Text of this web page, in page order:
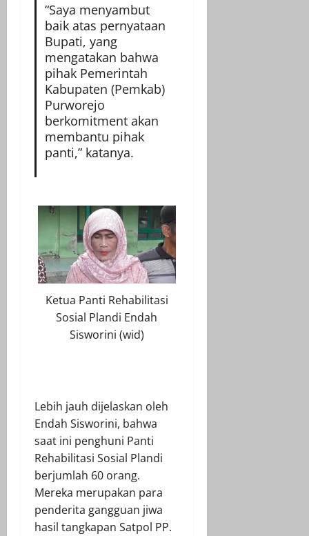
“Saya menyambut
baik atas pernyataan
Bupati, yang
mengatakan bahwa
pihak Pemerintah
Kabupaten (Pemkab)
Purworejo
berkomitment akan
membantu pihak
panti,” katanya.
Ketua Panti Rehabilitasi
Sosial Plandi Endah
Sisworini (wid)
Lebih jauh dijelaskan oleh
Endah Sisworini, bahwa
saat ini penghuni Panti
Rehabilitasi Sosial Plandi
berjumlah 60 orang.
Mereka merupakan para
penderita gangguan jiwa
hasil tangkapan Satpol PP.